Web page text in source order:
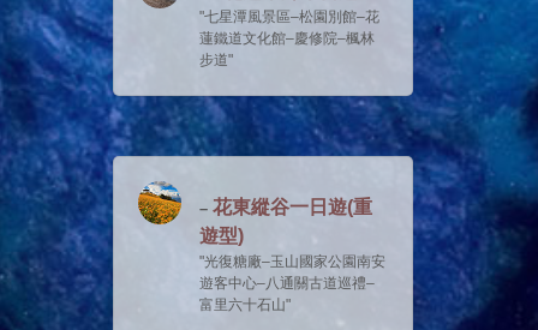
七星潭風景區–松園別館–花
蓮鐵道文化館–慶修院–楓林
步道
花東縱谷一日遊(重
遊型)
光復糖廠–玉山國家公園南安
遊客中心–八通關古道巡禮–
富里六十石山